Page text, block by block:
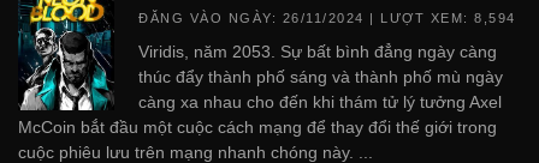
ĐĂNG VÀO NGÀY: 26/11/2024 | LƯỢT XEM: 8,594
Viridis, năm 2053. Sự bất bình đẳng ngày càng
thúc đẩy thành phố sáng và thành phố mù ngày
càng xa nhau cho đến khi thám tử lý tưởng Axel
McCoin bắt đầu một cuộc cách mạng để thay đổi thế giới trong
cuộc phiêu lưu trên mạng nhanh chóng này. ...